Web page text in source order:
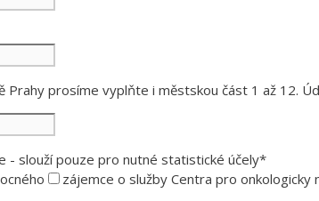
Prahy prosíme vyplňte i městskou část 1 až 12.
- slouží pouze pro nutné statistické účely*
zájemce o služby Centra pro onkologicky